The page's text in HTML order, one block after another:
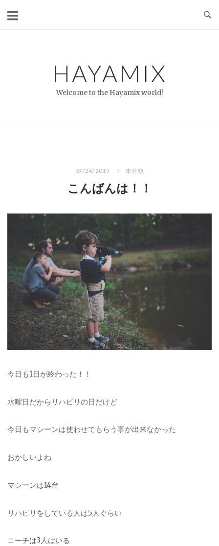
HAYAMIX
Welcome to the Hayamix world!
07/24/2019 未分類
こんばんは！！
今日も1日が終わった！！
水曜日だからリハビリの日だけど
今日もマシーンは使わせてもらう事が出来なかった
おかしいよね
マシーンは14台
リハビリをしている人は5人ぐらい
コーチは3人はいる